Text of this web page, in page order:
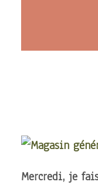
Mercredi, je